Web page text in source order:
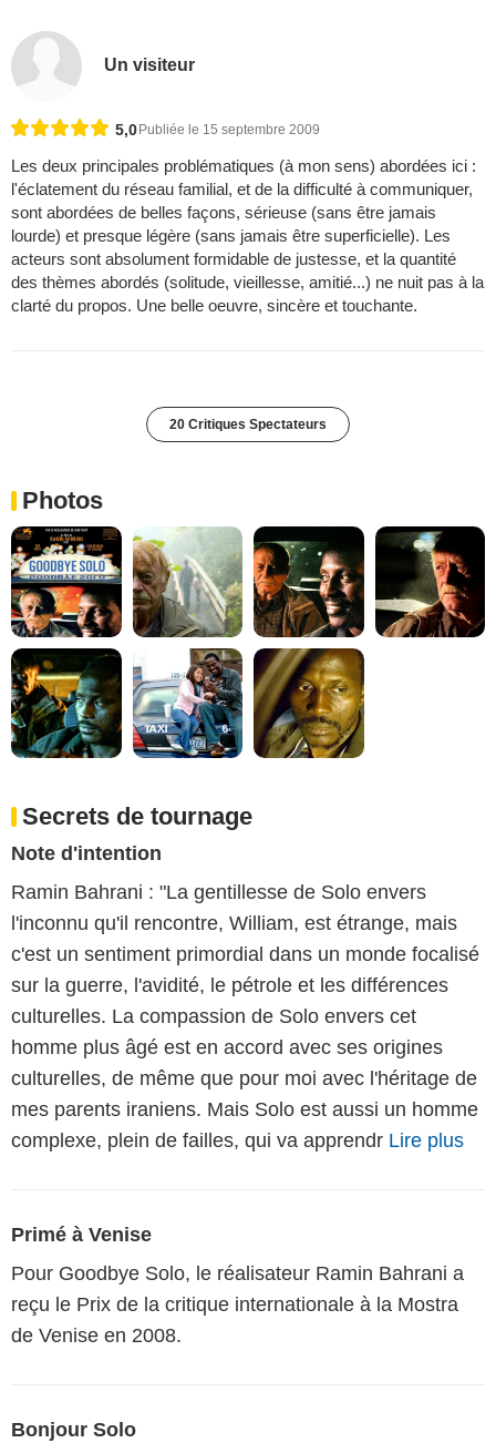
Un visiteur
5,0 Publiée le 15 septembre 2009
Les deux principales problématiques (à mon sens) abordées ici :
l'éclatement du réseau familial, et de la difficulté à communiquer,
sont abordées de belles façons, sérieuse (sans être jamais
lourde) et presque légère (sans jamais être superficielle). Les
acteurs sont absolument formidable de justesse, et la quantité
des thèmes abordés (solitude, vieillesse, amitié...) ne nuit pas à la
clarté du propos. Une belle oeuvre, sincère et touchante.
20 Critiques Spectateurs
Photos
Secrets de tournage
Note d'intention
Ramin Bahrani : "La gentillesse de Solo envers
l'inconnu qu'il rencontre, William, est étrange, mais
c'est un sentiment primordial dans un monde focalisé
sur la guerre, l'avidité, le pétrole et les différences
culturelles. La compassion de Solo envers cet
homme plus âgé est en accord avec ses origines
culturelles, de même que pour moi avec l'héritage de
mes parents iraniens. Mais Solo est aussi un homme
complexe, plein de failles, qui va apprendr Lire plus
Primé à Venise
Pour Goodbye Solo, le réalisateur Ramin Bahrani a
reçu le Prix de la critique internationale à la Mostra
de Venise en 2008.
Bonjour Solo